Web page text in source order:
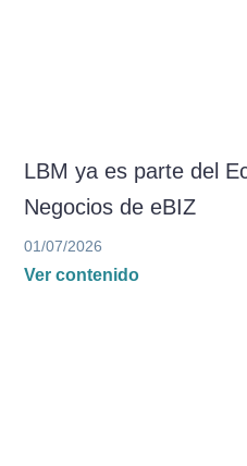
LBM ya es parte del
Negocios de eBIZ
01/07/2026
Ver contenido